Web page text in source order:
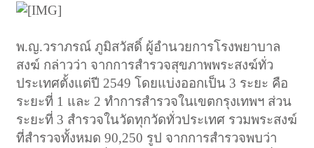
พ.ญ.วราภรณ์ ภูมิสวัสดิ์ ผู้อำนวยการโรงพยาบาล
สงฆ์ กล่าวว่า จากการสำรวจสุขภาพพระสงฆ์ทั่ว
ประเทศตั้งแต่ปี 2549 โดยแบ่งออกเป็น 3 ระยะ คือ
ระยะที่ 1 และ 2 ทำการสำรวจในเขตกรุงเทพฯ ส่วน
ระยะที่ 3 สำรวจในวัดทุกวัดทั่วประเทศ รวมพระสงฆ์
ที่สำรวจทั้งหมด 90,250 รูป จากการสำรวจพบว่า